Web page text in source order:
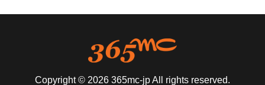
Copyright © 2026 365mc-jp All rights reserved.